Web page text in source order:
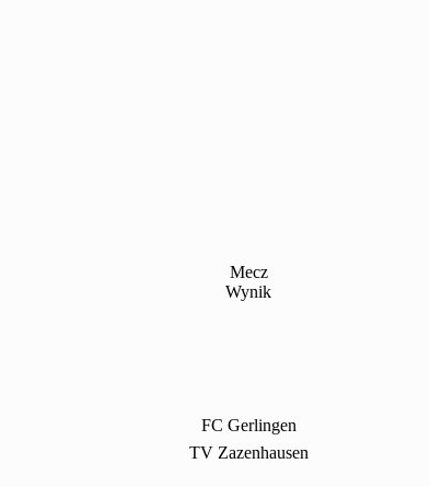
Mecz
Wynik
FC Gerlingen
TV Zazenhausen